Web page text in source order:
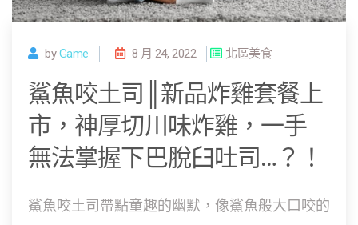
byGame 8 月 24, 2022 北區美食
鯊魚咬土司║新品炸雞套餐上
市，神厚切川味炸雞，一手
無法掌握下巴脫臼吐司…？！
鯊魚咬土司帶點童趣的幽默，像鯊魚般大口咬的